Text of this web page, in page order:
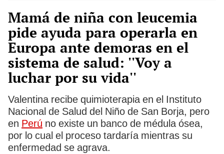
Mamá de niña con leucemia
pide ayuda para operarla en
Europa ante demoras en el
sistema de salud: ''Voy a
luchar por su vida''
Valentina recibe quimioterapia en el Instituto
Nacional de Salud del Niño de San Borja, pero
en Perú no existe un banco de médula ósea,
por lo cual el proceso tardaría mientras su
enfermedad se agrava.